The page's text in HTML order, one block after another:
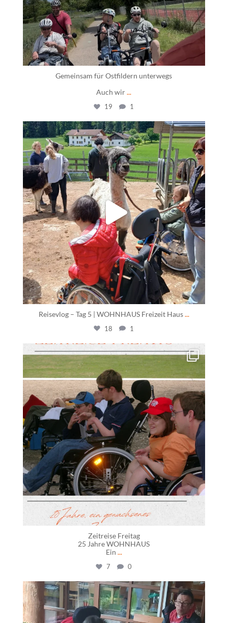
Gemeinsam für Ostfildern unterwegs
Auch wir ...
19 1
daswohnhausostfildern
Juni 12
Reisevlog – Tag 5 | WOHNHAUS Freizeit Haus...
18 1
daswohnhausostfildern
Juni 12
Zeitreise Freitag
25 Jahre WOHNHAUS
Ein ...
7 0
daswohnhausostfildern
Juni 11